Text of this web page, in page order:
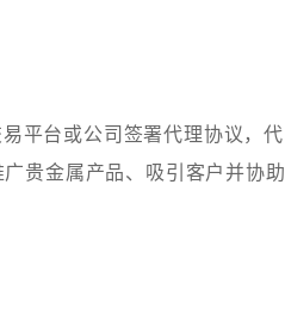
平台或公司签署代理协议，代
贵金属产品、吸引客户并协助